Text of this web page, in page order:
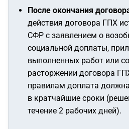
После окончания
действия договора ГПХ
СФР с заявлением о
социальной доплаты,
выполненных работ или
расторжении договора
правилам доплата
в кратчайшие сроки
течение 2 рабочих дней).